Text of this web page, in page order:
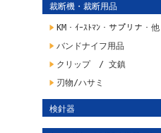
裁断機・裁断用品
KM・ｲｰｽﾄﾏﾝ・サプリナ・他
バンドナイフ用品
クリップ / 文鎮
刃物/ハサミ
検針器